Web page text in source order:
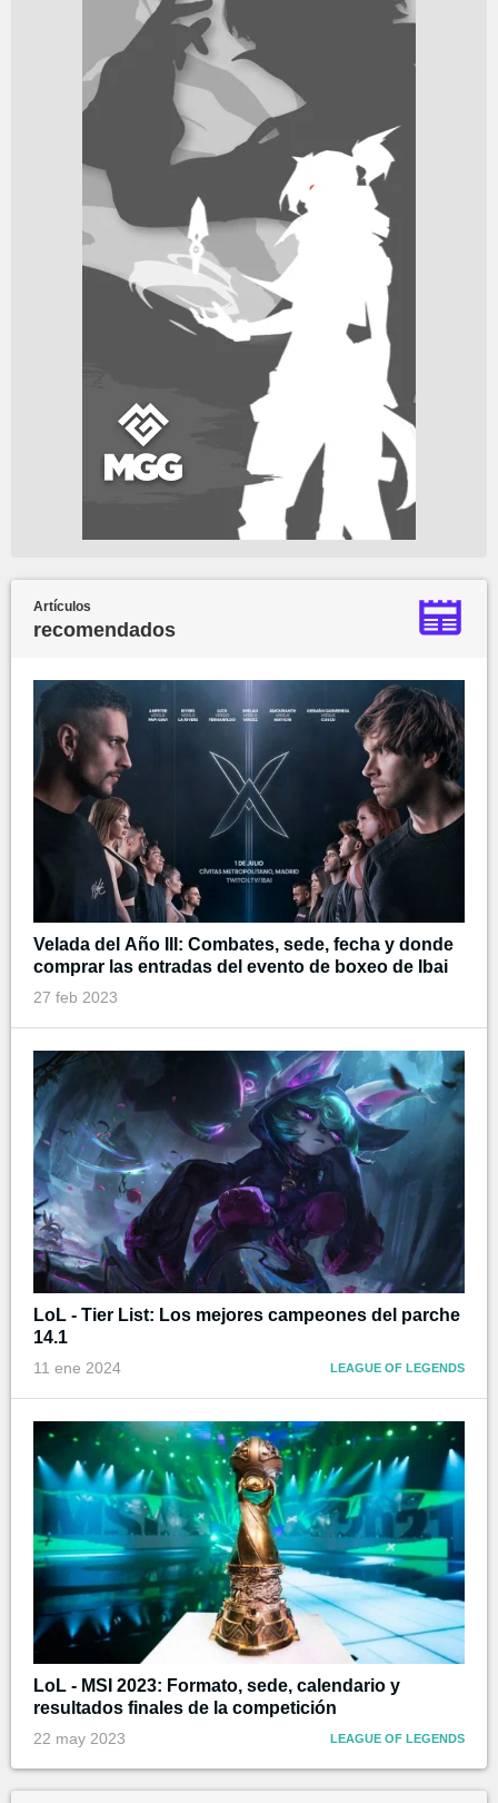
Artículos
recomendados
Velada del Año III: Combates, sede, fecha y donde
comprar las entradas del evento de boxeo de Ibai
27 feb 2023
LoL - Tier List: Los mejores campeones del parche
14.1
11 ene 2024 LEAGUE OF LEGENDS
LoL - MSI 2023: Formato, sede, calendario y
resultados finales de la competición
22 may 2023 LEAGUE OF LEGENDS